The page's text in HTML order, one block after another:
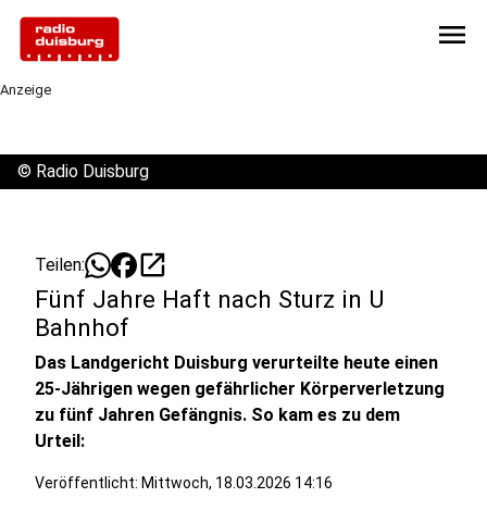
menu
Anzeige
© Radio Duisburg
Teilen: open_in_new
Fünf Jahre Haft nach Sturz in U
Bahnhof
Das Landgericht Duisburg verurteilte heute einen
25-Jährigen wegen gefährlicher Körperverletzung
zu fünf Jahren Gefängnis. So kam es zu dem
Urteil:
Veröffentlicht: Mittwoch, 18.03.2026 14:16